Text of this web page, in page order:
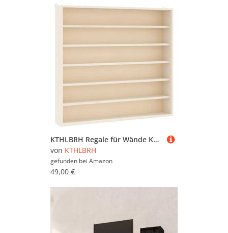
KTHLBRH Regale für Wände Küchenregal Wand Book Shelf Regale Wand - Sammlervitrine aus Holz mit 6 Regalen 60x8,5x55 cm für Badezimmer Büro Küchen Schlafzimmer
von KTHLBRH
gefunden bei Amazon
49,00 €